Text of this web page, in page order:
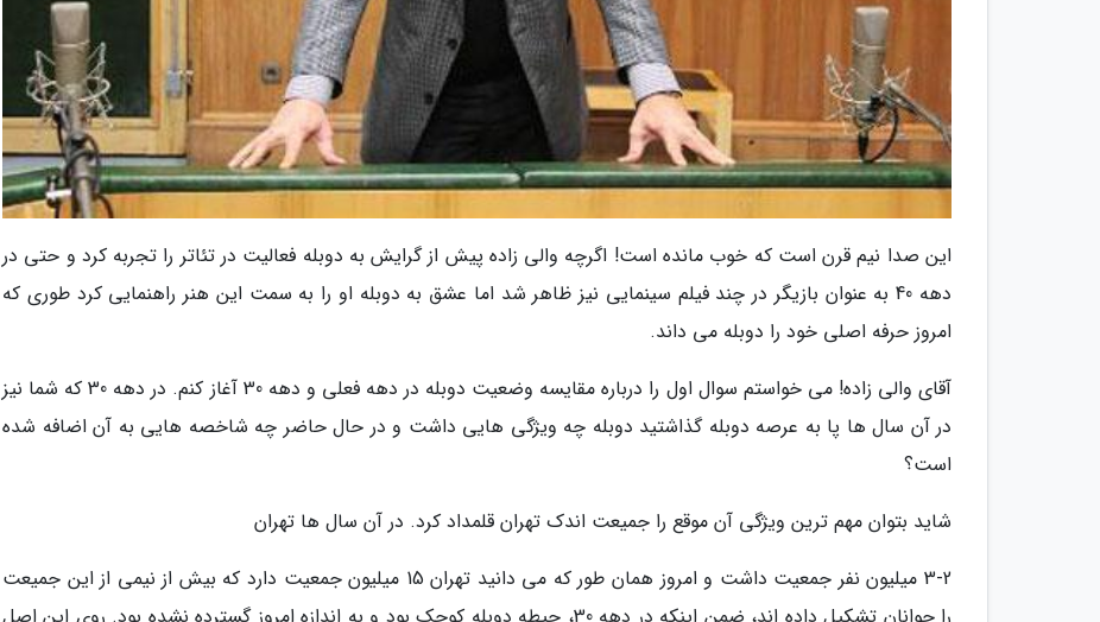
این صدا نیم قرن است که خوب مانده است! اگرچه والی زاده پیش از گرایش به دوبله فعالیت در تئاتر را تجربه کرد و حتی در
دهه 40 به عنوان بازیگر در چند فیلم سینمایی نیز ظاهر شد اما عشق به دوبله او را به سمت این هنر راهنمایی کرد طوری که
امروز حرفه اصلی خود را دوبله می داند.
آقای والی زاده! می خواستم سوال اول را درباره مقایسه وضعیت دوبله در دهه فعلی و دهه 30 آغاز کنم. در دهه 30 که شما نیز
در آن سال ها پا به عرصه دوبله گذاشتید دوبله چه ویژگی هایی داشت و در حال حاضر چه شاخصه هایی به آن اضافه شده
است؟
شاید بتوان مهم ترین ویژگی آن موقع را جمیعت اندک تهران قلمداد کرد. در آن سال ها تهران
3-2 میلیون نفر جمعیت داشت و امروز همان طور که می دانید تهران 15 میلیون جمعیت دارد که بیش از نیمی از این جمیعت